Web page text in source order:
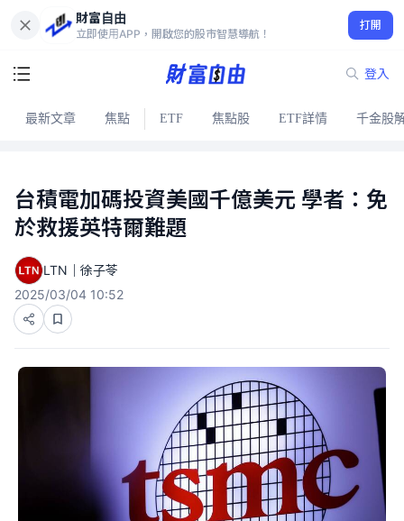
財富自由
立即使用APP，開啟您的股市智慧導航！
打開
登入
最新文章 焦點 ETF 焦點股 ETF詳情 千金股
台積電加碼投資美國千億美元 學者：免
於救援英特爾難題
LTN｜徐子苓
2025/03/04 10:52